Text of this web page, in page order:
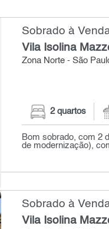
Sobrado à
Vila Isolina
Zona Norte - São
2 quartos
Bom sobrado, com 2
de modernização),
Sobrado à
Vila Isolina